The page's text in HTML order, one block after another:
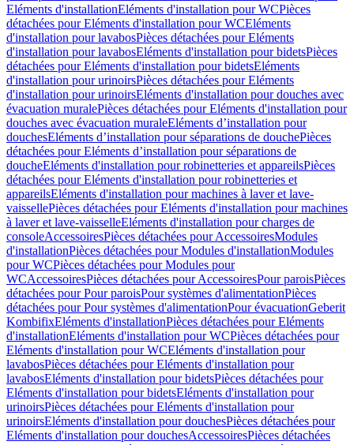
Eléments d'installationEléments d'installation pour WCPièces
détachées pour Eléments d'installation pour WCEléments
d'installation pour lavabosPièces détachées pour Eléments
d'installation pour lavabosEléments d'installation pour bidetsPièces
détachées pour Eléments d'installation pour bidetsEléments
d'installation pour urinoirsPièces détachées pour Eléments
d'installation pour urinoirsEléments d'installation pour douches avec
évacuation muralePièces détachées pour Eléments d'installation pour
douches avec évacuation muraleEléments d’installation pour
douchesEléments d’installation pour séparations de douchePièces
détachées pour Eléments d’installation pour séparations de
doucheEléments d'installation pour robinetteries et appareilsPièces
détachées pour Eléments d'installation pour robinetteries et
appareilsEléments d'installation pour machines à laver et lave-
vaissellePièces détachées pour Eléments d'installation pour machines
à laver et lave-vaisselleEléments d'installation pour charges de
consoleAccessoiresPièces détachées pour AccessoiresModules
d'installationPièces détachées pour Modules d'installationModules
pour WCPièces détachées pour Modules pour
WCAccessoiresPièces détachées pour AccessoiresPour paroisPièces
détachées pour Pour paroisPour systèmes d'alimentationPièces
détachées pour Pour systèmes d'alimentationPour évacuationGeberit
KombifixEléments d'installationPièces détachées pour Eléments
d'installationEléments d'installation pour WCPièces détachées pour
Eléments d'installation pour WCEléments d'installation pour
lavabosPièces détachées pour Eléments d'installation pour
lavabosEléments d'installation pour bidetsPièces détachées pour
Eléments d'installation pour bidetsEléments d'installation pour
urinoirsPièces détachées pour Eléments d'installation pour
urinoirsEléments d'installation pour douchesPièces détachées pour
Eléments d'installation pour douchesAccessoiresPièces détachées